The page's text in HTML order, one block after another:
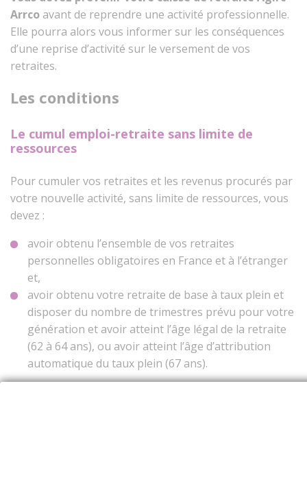
Arrco avant de reprendre une activité professionnelle.
Elle pourra alors vous informer sur les conséquences
d’une reprise d’activité sur le versement de vos
retraites.
Les conditions
Le cumul emploi-retraite sans limite de
ressources
Pour cumuler vos retraites et les revenus procurés par
votre nouvelle activité, sans limite de ressources, vous
devez :
avoir obtenu l’ensemble de vos retraites
personnelles obligatoires en France et à l’étranger
et,
avoir obtenu votre retraite de base à taux plein et
disposer du nombre de trimestres prévu pour votre
génération et avoir atteint l’âge légal de la retraite
(62 à 64 ans), ou avoir atteint l’âge d’attribution
automatique du taux plein (67 ans).